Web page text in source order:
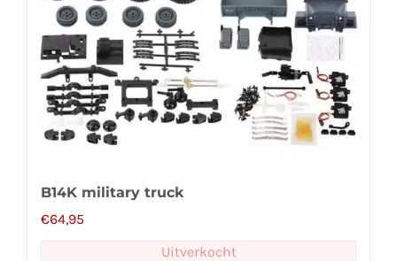
B14K military truck
€64,95
Uitverkocht